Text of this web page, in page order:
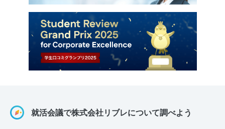
就活会議で株式会社リブレについて調べよう